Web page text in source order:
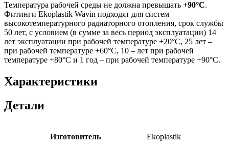
Температура рабочей среды не должна превышать +90°C.
Фитинги Ekoplastik Wavin подходят для систем
высокотемпературного радиаторного отопления, срок службы
50 лет, с условием (в сумме за весь период эксплуатации) 14
лет эксплуатации при рабочей температуре +20°С, 25 лет –
при рабочей температуре +60°С, 10 – лет при рабочей
температуре +80°С и 1 год – при рабочей температуре +90°С.
Характеристики
Детали
Изготовитель Ekoplastik